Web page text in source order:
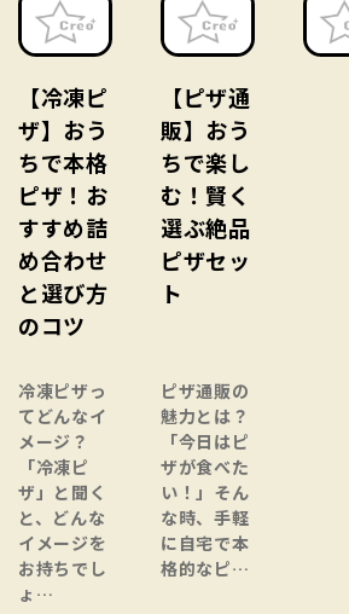
【冷凍ピ
ザ】おう
ちで本格
ピザ！お
すすめ詰
め合わせ
と選び方
のコツ
冷凍ピザっ
てどんなイ
メージ？
「冷凍ピ
ザ」と聞く
と、どんな
イメージを
お持ちでし
ょ…
【ピザ通
販】おう
ちで楽し
む！賢く
選ぶ絶品
ピザセッ
ト
ピザ通販の
魅力とは？
「今日はピ
ザが食べた
い！」そん
な時、手軽
に自宅で本
格的なピ…